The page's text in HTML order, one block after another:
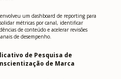
um dashboard de reporting para
métricas por canal, identificar
de conteúdo e acelerar revisões
de desempenho.
de Pesquisa de
de Marca